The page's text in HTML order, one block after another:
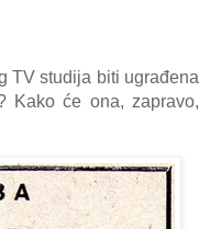
TV studijа biti ugrаđenа
Kаko će onа, zаprаvo,